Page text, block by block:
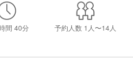
間 40分 予約人数 1人〜14人